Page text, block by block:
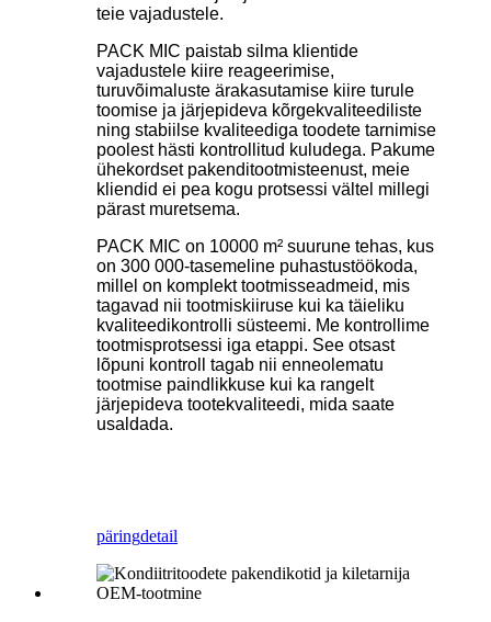
teie vajadustele.
PACK MIC paistab silma klientide
vajadustele kiire reageerimise,
turuvõimaluste ärakasutamise kiire turule
toomise ja järjepideva kõrgekvaliteediliste
ning stabiilse kvaliteediga toodete tarnimise
poolest hästi kontrollitud kuludega. Pakume
ühekordset pakenditootmisteenust, meie
kliendid ei pea kogu protsessi vältel millegi
pärast muretsema.
PACK MIC on 10000 m² suurune tehas, kus
on 300 000-tasemeline puhastustöökoda,
millel on komplekt tootmisseadmeid, mis
tagavad nii tootmiskiiruse kui ka täieliku
kvaliteedikontrolli süsteemi. Me kontrollime
tootmisprotsessi iga etappi. See otsast
lõpuni kontroll tagab nii enneolematu
tootmise paindlikkuse kui ka rangelt
järjepideva tootekvaliteedi, mida saate
usaldada.
päringdetail